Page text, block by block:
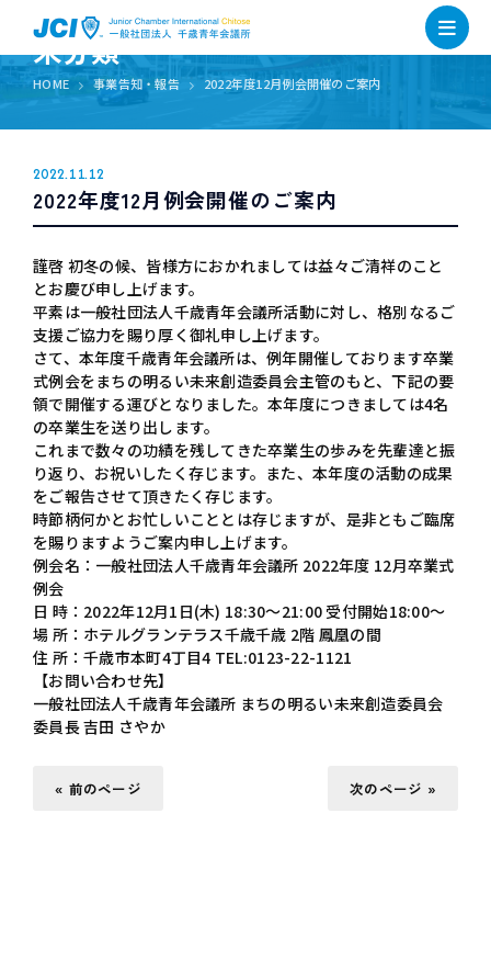
未分類
HOME 事業告知・報告 2022年度12月例会開催のご案内
2022.11.12
2022年度12月例会開催のご案内
謹啓 初冬の候、皆様方におかれましては益々ご清祥のこと
とお慶び申し上げます。
平素は一般社団法人千歳青年会議所活動に対し、格別なるご
支援ご協力を賜り厚く御礼申し上げます。
さて、本年度千歳青年会議所は、例年開催しております卒業
式例会をまちの明るい未来創造委員会主管のもと、下記の要
領で開催する運びとなりました。本年度につきましては4名
の卒業生を送り出します。
これまで数々の功績を残してきた卒業生の歩みを先輩達と振
り返り、お祝いしたく存じます。また、本年度の活動の成果
をご報告させて頂きたく存じます。
時節柄何かとお忙しいこととは存じますが、是非ともご臨席
を賜りますようご案内申し上げます。
例会名：一般社団法人千歳青年会議所 2022年度 12月卒業式
例会
日 時：2022年12月1日(木) 18:30～21:00 受付開始18:00～
場 所：ホテルグランテラス千歳千歳 2階 鳳凰の間
住 所：千歳市本町4丁目4 TEL:0123-22-1121
【お問い合わせ先】
一般社団法人千歳青年会議所 まちの明るい未来創造委員会
委員長 吉田 さやか
« 前のページ 次のページ »